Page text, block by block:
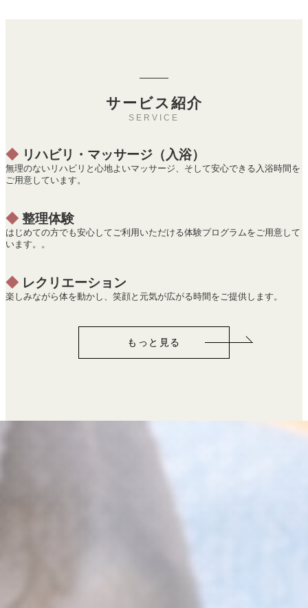
サービス紹介
SERVICE
◆ リハビリ・マッサージ（入浴）
無理のないリハビリと心地よいマッサージ、そして安心できる入浴時間を
ご用意しています。
◆ 整理体験
はじめての方でも安心してご利用いただける体験プログラムをご用意して
います。。
◆ レクリエーション
楽しみながら体を動かし、笑顔と元気が広がる時間をご提供します。
もっと見る